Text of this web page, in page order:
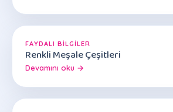
FAYDALI BILGILER
Renkli Meşale Çeşitleri
Devamını oku →